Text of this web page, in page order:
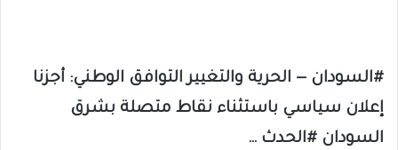
#السودان — الحرية والتغيير التوافق الوطني: أجزنا
إعلان سياسي باستثناء نقاط متصلة بشرق
السودان #الحدث …